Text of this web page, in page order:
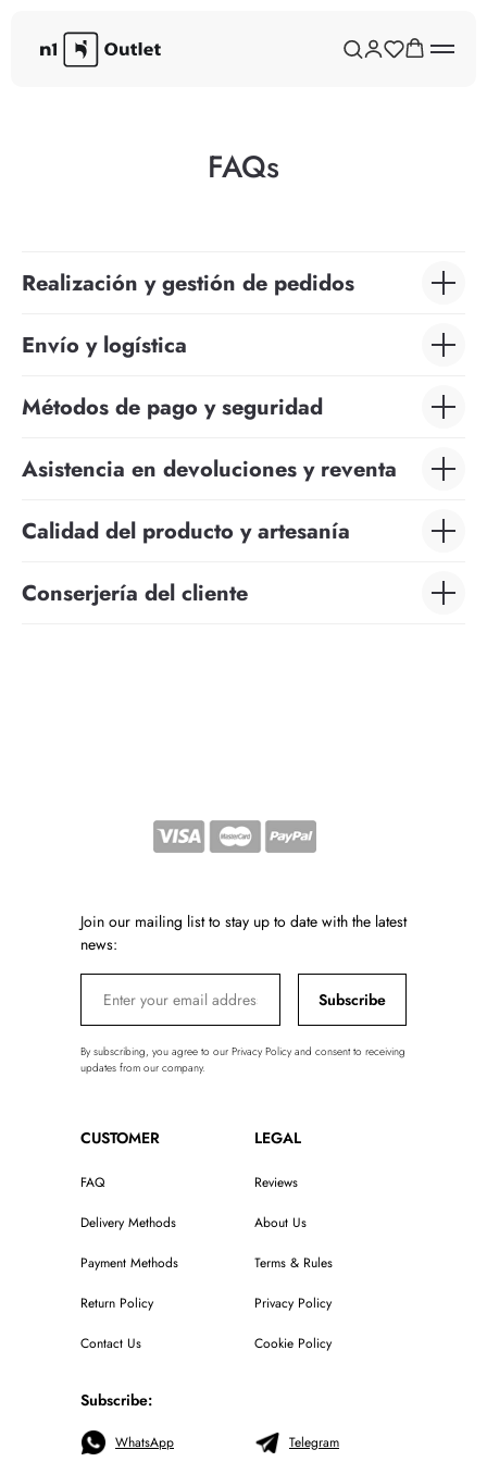
FAQs
Realización y gestión de pedidos
Envío y logística
Métodos de pago y seguridad
Asistencia en devoluciones y reventa
Calidad del producto y artesanía
Conserjería del cliente
Join our mailing list to stay up to date with the latest
news:
Subscribe
By subscribing, you agree to our Privacy Policy and consent to receiving
updates from our company.
CUSTOMER
FAQ
Delivery Methods
Payment Methods
Return Policy
Contact Us
LEGAL
Reviews
About Us
Terms & Rules
Privacy Policy
Cookie Policy
Subscribe:
WhatsApp Telegram